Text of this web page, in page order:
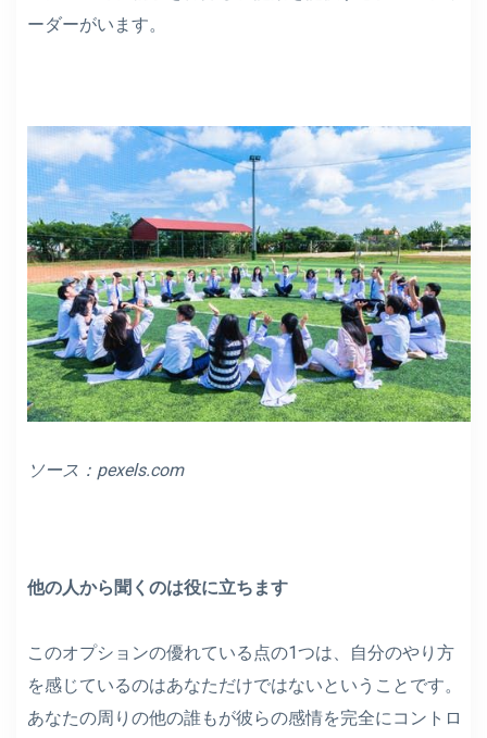
ーダーがいます。
ソース： pexels.com
他の人から聞くのは役に立ちます
このオプションの優れている点の1つは、自分のやり方
を感じているのはあなただけではないということです。
あなたの周りの他の誰もが彼らの感情を完全にコントロ